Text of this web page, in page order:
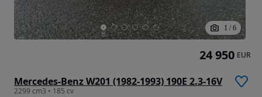
1 / 6
Mercedes-Benz W201 (1982-1993) 190E 2.3-16V
2299 cm3 • 185 cv
24 950 EUR